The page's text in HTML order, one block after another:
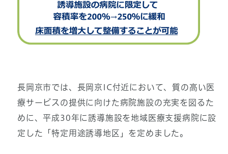
長岡京市では、長岡京IC付近において、質の高い医
療サービスの提供に向けた病院施設の充実を図るた
めに、平成30年に誘導施設を地域医療支援病院に設
定した「特定用途誘導地区」を定めました。